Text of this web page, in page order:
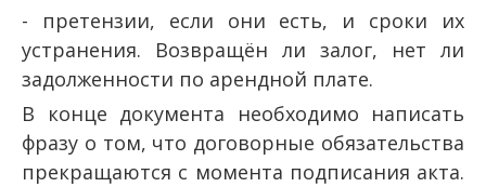
- претензии, если они есть, и сроки их
устранения. Возвращён ли залог, нет ли
задолженности по арендной плате.
В конце документа необходимо написать
фразу о том, что договорные обязательства
прекращаются с момента подписания акта.